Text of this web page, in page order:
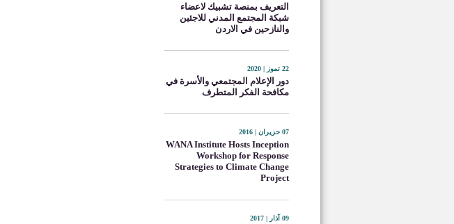
التعريف بمنصة تشبيك لاعضاء
شبكة المجتمع المدني للاجئين
والنازحين في الاردن
22 تموز | 2020
دور الإعلام المجتمعي والأسرة في
مكافحة الفكر المتطرف
07 حزيران | 2016
WANA Institute Hosts Inception
Workshop for Response
Strategies to Climate Change
Project
09 آذار | 2017